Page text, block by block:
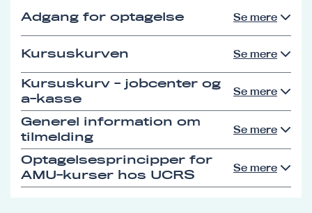
Adgang for optagelse Se mere
Kursuskurven Se mere
Kursuskurv - jobcenter og
a-kasse
Se mere
Generel information om
tilmelding
Se mere
Optagelsesprincipper for
AMU-kurser hos UCRS
Se mere